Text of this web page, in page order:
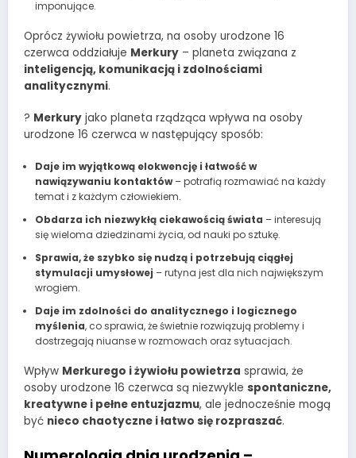
imponujące.
Oprócz żywiołu powietrza, na osoby urodzone 16
czerwca oddziałuje Merkury – planeta związana z
inteligencją, komunikacją i zdolnościami
analitycznymi.
? Merkury jako planeta rządząca wpływa na osoby
urodzone 16 czerwca w następujący sposób:
Daje im wyjątkową elokwencję i łatwość w
nawiązywaniu kontaktów– potrafią rozmawiać na każdy
temat i z każdym człowiekiem.
Obdarza ich niezwykłą ciekawością świata – interesują
się wieloma dziedzinami życia, od nauki po sztukę.
Sprawia, że szybko się nudzą i potrzebują ciągłej
stymulacji umysłowej – rutyna jest dla nich największym
wrogiem.
Daje im zdolności do analitycznego i logicznego
myślenia, co sprawia, że świetnie rozwiązują problemy i
dostrzegają niuanse w rozmowach oraz sytuacjach.
Wpływ Merkurego i żywiołu powietrza sprawia, że
osoby urodzone 16 czerwca są niezwykle spontaniczne,
kreatywne i pełne entuzjazmu, ale jednocześnie mogą
być nieco chaotyczne i łatwo się rozpraszać.